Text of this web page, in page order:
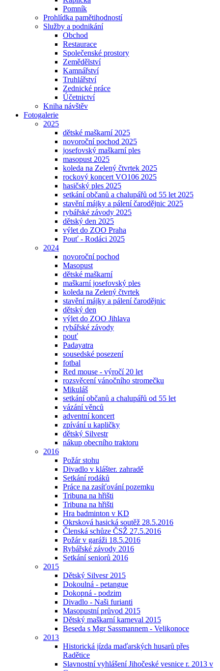
Pomník
Prohlídka pamětihodností
Služby a podnikání
Obchod
Restaurace
Společenské prostory
Zemědělství
Kamnářství
Truhlářství
Zednické práce
Účetnictví
Kniha návštěv
Fotogalerie
2025
dětské maškarní 2025
novoroční pochod 2025
josefovský maškarní ples
masopust 2025
koleda na Zelený čtvrtek 2025
rockový koncert VO106 2025
hasičský ples 2025
setkání občanů a chalupářů od 55 let 2025
stavění májky a pálení čarodějnic 2025
rybářské závody 2025
dětský den 2025
výlet do ZOO Praha
Pouť - Rodáci 2025
2024
novoroční pochod
Masopust
dětské maškarní
maškarní josefovský ples
koleda na Zelený čtvrtek
stavění májky a pálení čarodějnic
dětský den
výlet do ZOO Jihlava
rybářské závody
pouť
Padayatra
sousedské posezení
fotbal
Red mouse - výročí 20 let
rozsvěcení vánočního stromečku
Mikuláš
setkání občanů a chalupářů od 55 let
vázání věnců
adventní koncert
zpívání u kapličky
dětský Silvestr
nákup obecního traktoru
2016
Požár stohu
Divadlo v klášter. zahradě
Setkání rodáků
Práce na zasíťování pozemku
Tribuna na hřišti
Tribuna na hřišti
Hra badminton v KD
Okrsková hasická soutěž 28.5.2016
Členská schůze ČSŽ 27.5.2016
Požár v garáži 18.5.2016
Rybářské závody 2016
Setkání seniorů 2016
2015
Dětský Silvesr 2015
Dokoulná - petangue
Dokopná - podzim
Divadlo - Naši furianti
Masopustní průvod 2015
Dětský maškarní karneval 2015
Beseda s Mgr Sassmannem - Velikonoce
2013
Historická jízda maďarských husarů přes
Radětice
Slavnostní vyhlášení Jihočeské vesnice r. 2013 v